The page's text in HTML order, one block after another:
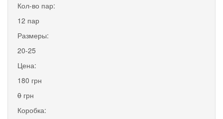
Кол-во пар:
12 пар
Размеры:
20-25
Цена:
180 грн
0 грн
Коробка: